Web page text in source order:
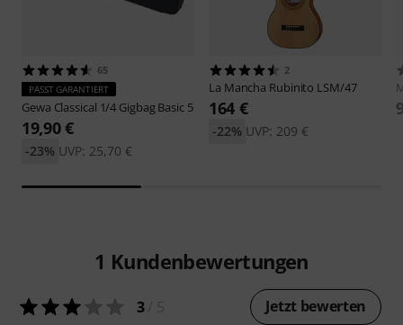
65
PASST GARANTIERT
Gewa Classical 1/4 Gigbag Basic 5
19,90 €
UVP: 25,70 €
-23%
2
La Mancha Rubinito LSM/47
164 €
UVP: 209 €
-22%
1 Kundenbewertungen
3/ 5 Jetzt bewerten